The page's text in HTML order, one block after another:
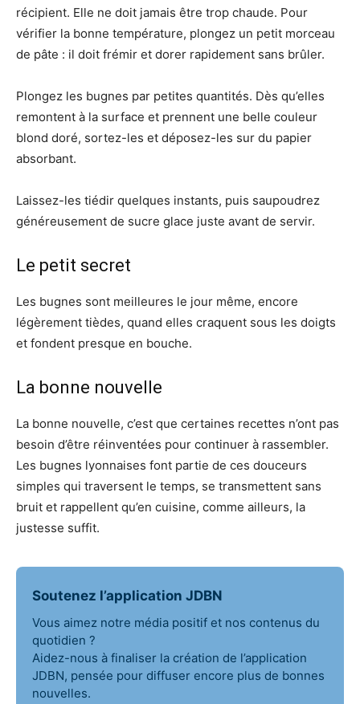
récipient. Elle ne doit jamais être trop chaude. Pour
vérifier la bonne température, plongez un petit morceau
de pâte : il doit frémir et dorer rapidement sans brûler.
Plongez les bugnes par petites quantités. Dès qu’elles
remontent à la surface et prennent une belle couleur
blond doré, sortez-les et déposez-les sur du papier
absorbant.
Laissez-les tiédir quelques instants, puis saupoudrez
généreusement de sucre glace juste avant de servir.
Le petit secret
Les bugnes sont meilleures le jour même, encore
légèrement tièdes, quand elles craquent sous les doigts
et fondent presque en bouche.
La bonne nouvelle
La bonne nouvelle, c’est que certaines recettes n’ont pas
besoin d’être réinventées pour continuer à rassembler.
Les bugnes lyonnaises font partie de ces douceurs
simples qui traversent le temps, se transmettent sans
bruit et rappellent qu’en cuisine, comme ailleurs, la
justesse suffit.
Soutenez l’application JDBN
Vous aimez notre média positif et nos contenus du
quotidien ?
Aidez-nous à finaliser la création de l’application
JDBN, pensée pour diffuser encore plus de bonnes
nouvelles.